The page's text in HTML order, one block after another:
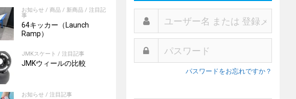
お知らせ / 商品 / 新商品 / 注目記
事
64キッカー（Launch
Ramp）
JMKスケート / 注目記事
JMKウィールの比較
お知らせ / 注目記事
パスワードをお忘れですか？